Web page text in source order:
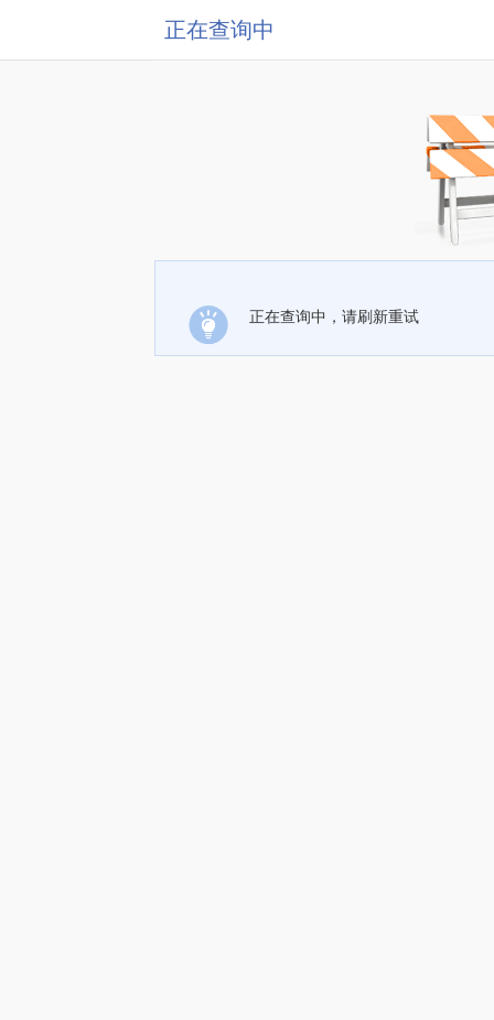
正在查询中
正在查询中，请刷新重试